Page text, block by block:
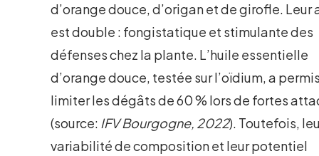
d’orange douce, d’origan et de girofle. Leur
est double : fongistatique et stimulante des
défenses chez la plante. L’huile essentielle
d’orange douce, testée sur l’oïdium, a
limiter les dégâts de 60 % lors de fortes
(source: IFV Bourgogne, 2022). Toutefois,
variabilité de composition et leur potentiel